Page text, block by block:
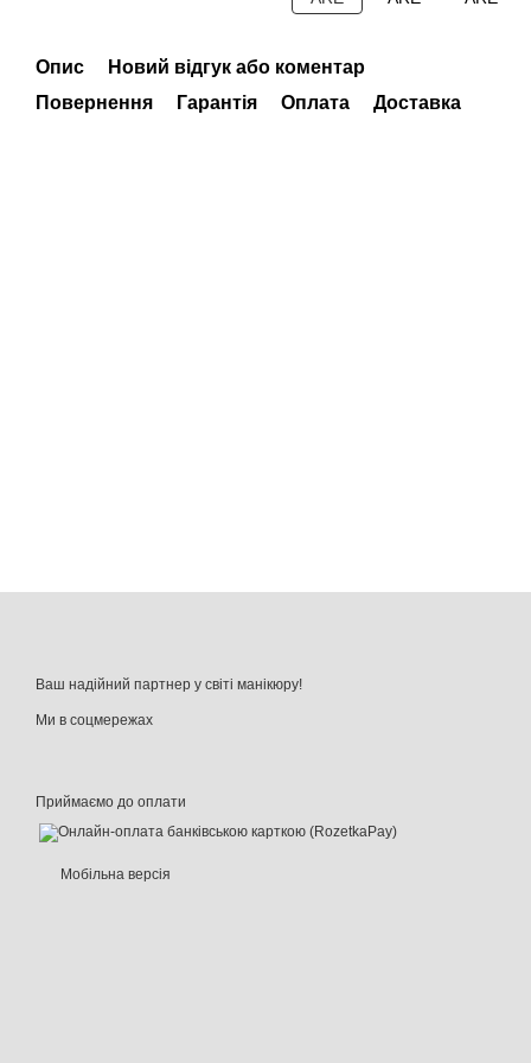
Опис
Новий відгук або коментар
Повернення
Гарантія Оплата Доставка
Ваш надійний партнер у світі манікюру!
Ми в соцмережах
Приймаємо до оплати
Мобільна версія